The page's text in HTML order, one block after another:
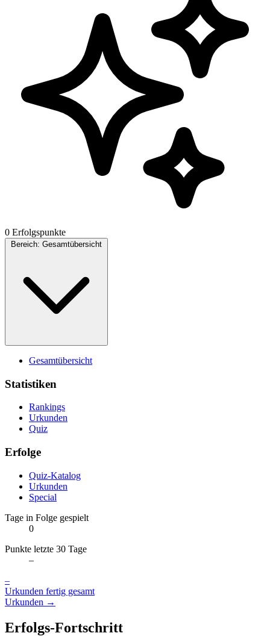
0 Erfolgspunkte
Bereich: Gesamtübersicht
Gesamtübersicht
Statistiken
Rankings
Urkunden
Quiz
Erfolge
Quiz-Katalog
Urkunden
Special
Tage in Folge gespielt
0
Punkte letzte 30 Tage
–
–
Urkunden fertig gesamt
Urkunden →
Erfolgs-Fortschritt